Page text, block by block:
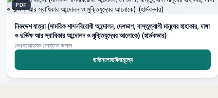
PDF
নিরুদ্দেশ যাত্রা (সামরিক শাসনবিরােধী আন্দোলন, দেশভাগ, বাস্তুত্যাগী মানুষের হাহাকার, দাঙ্গা
ও দুর্ভিক্ষ আর স্বাধিকার আন্দোলন ও মুক্তিযুদ্ধের আলোকে) (হার্ডকভার)
লেখক:আহমাদ মোস্তফা কামাল
ডাউনলোডবিনামূল্যে